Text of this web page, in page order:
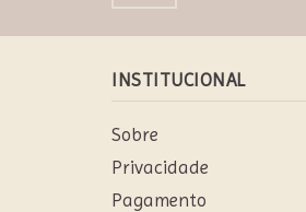
INSTITUCIONAL
Sobre
Privacidade
Pagamento